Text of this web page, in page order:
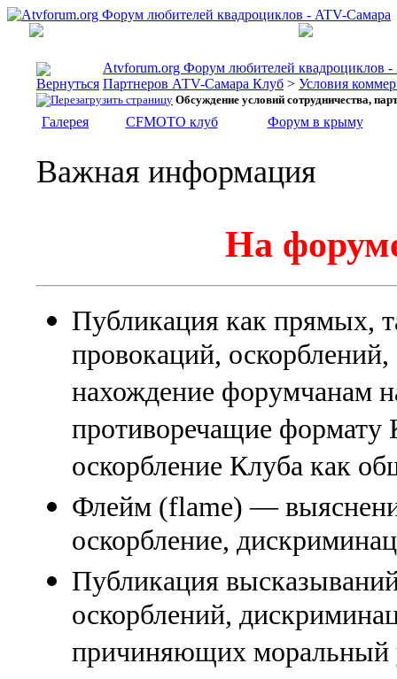
Atvforum.org Форум любителей квадроциклов
Партнеров АТV-Самара Клуб > Условия
Обсуждение условий сотрудничества,
Галерея CFMOTO клуб Форум в крыму
Важная информация
На
Публикация как прямых,
провокаций,
нахождение форумчанам
противоречащие формату
оскорбление Клуба как
Флейм (flame) —
оскорбление,
Публикация
оскорблений,
причиняющих моральный